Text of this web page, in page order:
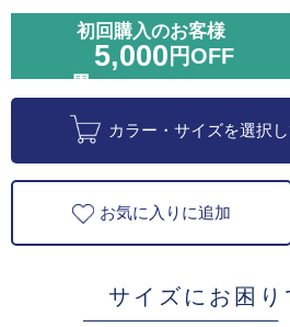
初回購入のお客様
5,000 円OFF
カラー・サイズを選択
お気に入りに追加
サイズにお困り